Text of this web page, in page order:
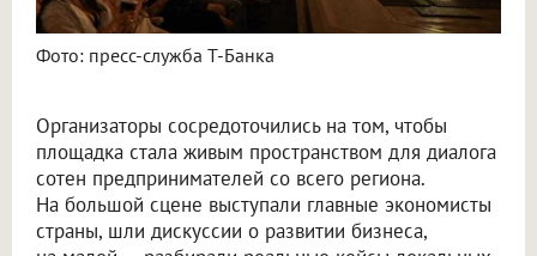
Фото: пресс-служба Т-Банка
Организаторы сосредоточились на том, чтобы
площадка стала живым пространством для диалога
сотен предпринимателей со всего региона.
На большой сцене выступали главные экономисты
страны, шли дискуссии о развитии бизнеса,